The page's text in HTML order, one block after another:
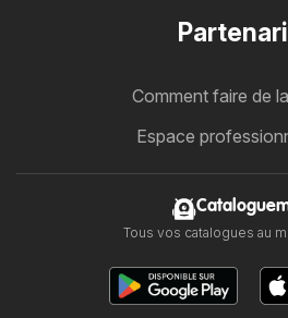
Comment faire de
Espace
Tous vos catalogues au